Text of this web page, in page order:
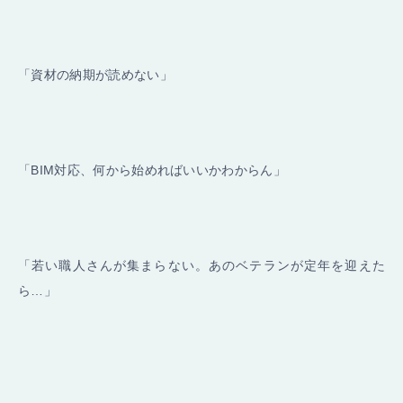
「資材の納期が読めない」
「BIM対応、何から始めればいいかわからん」
「若い職人さんが集まらない。あのベテランが定年を迎えた
ら…」